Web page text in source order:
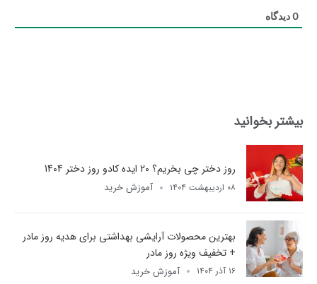
0دیدگاه
بیشتر بخوانید
روز دختر چی بخریم؟ 20 ایده کادو روز دختر 1404
۰۸ اردیبهشت ۱۴۰۴ آموزش خرید
بهترین محصولات آرایشی بهداشتی برای هدیه روز مادر
+ تخفیف ویژه روز مادر
۱۶ آذر ۱۴۰۴ آموزش خرید